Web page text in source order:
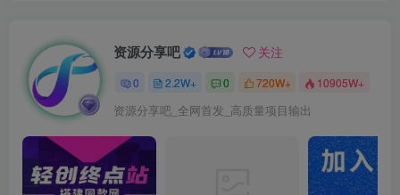
资源分享吧 关注
0 2.2W+ 0 720W+ 10905W+
资源分享吧_全网首发_高质量项目输出